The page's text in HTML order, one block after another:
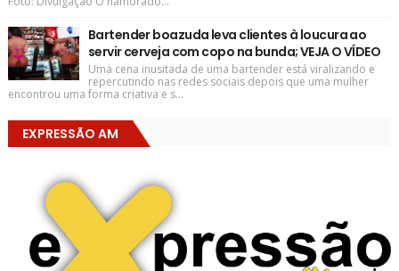
Bartender boazuda leva clientes à loucura ao
servir cerveja com copo na bunda; VEJA O VÍDEO
Uma cena inusitada de uma bartender está viralizando e
repercutindo nas redes sociais depois que uma mulher
encontrou uma forma criativa e s...
EXPRESSÃO AM